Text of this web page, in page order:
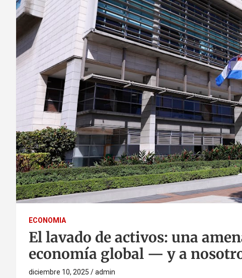
ECONOMIA
El lavado de activos: una
economía global — y a
diciembre 10, 2025 admin